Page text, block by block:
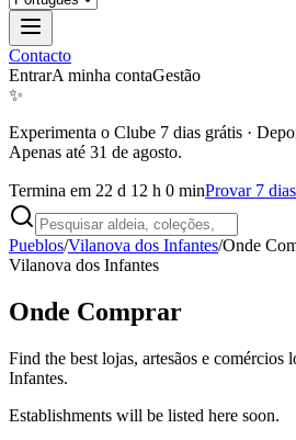
Contacto
EntrarA minha contaGestão
✨
Experimenta o Clube 7 dias grátis ·
Apenas até 31 de agosto.
Termina em 22 d 12 h 0 minProvar 7
Pueblos/Vilanova dos Infantes/Onde
Vilanova dos Infantes
Onde Comprar
Find the best lojas, artesãos e comércios
Infantes.
Establishments will be listed here soon.